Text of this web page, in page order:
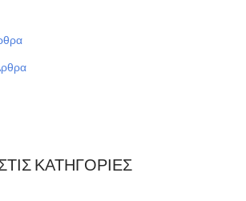
ΚΑΤΗΓΟΡΊΕΣ